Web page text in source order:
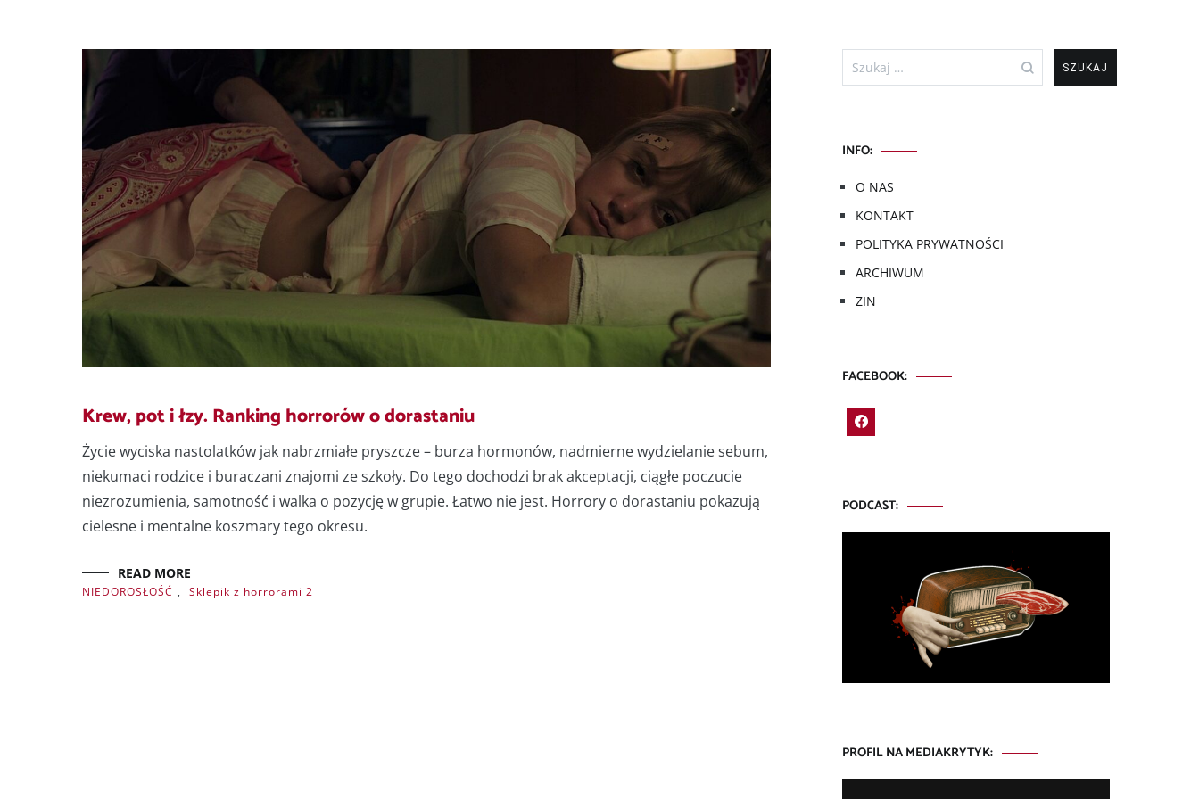
Krew, pot i łzy. Ranking horrorów o dorastaniu
Życie wyciska nastolatków jak nabrzmiałe pryszcze – burza hormonów, nadmierne wydzielanie sebum,
niekumaci rodzice i buraczani znajomi ze szkoły. Do tego dochodzi brak akceptacji, ciągłe poczucie
niezrozumienia, samotność i walka o pozycję w grupie. Łatwo nie jest. Horrory o dorastaniu pokazują
cielesne i mentalne koszmary tego okresu.
READ MORE
NIEDOROSŁOŚĆ , Sklepik z horrorami 2
Szukaj:
INFO:
O NAS
KONTAKT
POLITYKA PRYWATNOŚCI
ARCHIWUM
ZIN
FACEBOOK:
PODCAST:
PROFIL NA MEDIAKRYTYK: